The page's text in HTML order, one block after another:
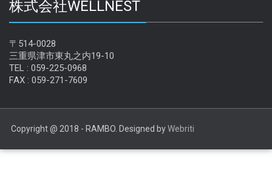
株式会社WELLNEST
〒514-0028
三重県津市東丸之内19-10
TEL : 059-225-0968
FAX : 059-271-7609
Copyright @ 2018 - RAMBO. Designed byWebriti